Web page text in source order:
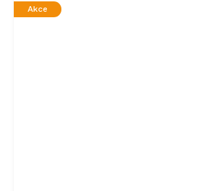
Akce